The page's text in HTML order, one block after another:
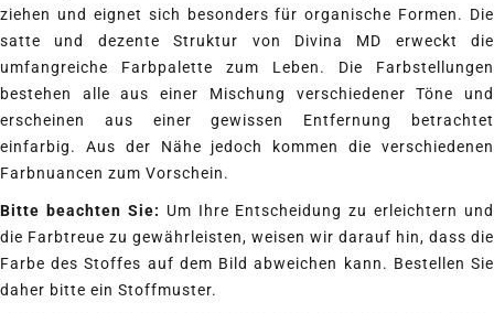
ziehen und eignet sich besonders für organische Formen. Die
satte und dezente Struktur von Divina MD erweckt die
umfangreiche Farbpalette zum Leben. Die Farbstellungen
bestehen alle aus einer Mischung verschiedener Töne und
erscheinen aus einer gewissen Entfernung betrachtet
einfarbig. Aus der Nähe jedoch kommen die verschiedenen
Farbnuancen zum Vorschein.
Bitte beachten Sie: Um Ihre Entscheidung zu erleichtern und
die Farbtreue zu gewährleisten, weisen wir darauf hin, dass die
Farbe des Stoffes auf dem Bild abweichen kann. Bestellen Sie
daher bitte ein Stoffmuster.